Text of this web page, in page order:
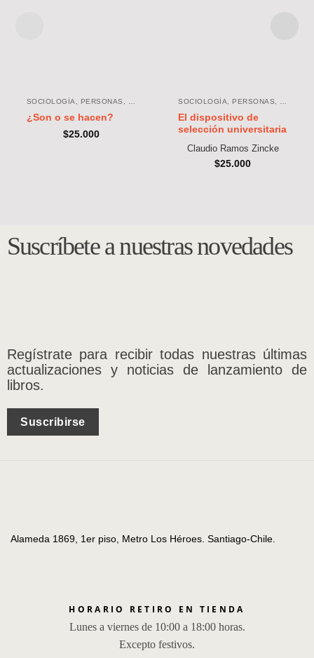
SOCIOLOGÍA, PERSONAS, ORGANIZACIONES, SOCIEDAD
¿Son o se hacen?
$25.000
El dispositivo de
selección universitaria
Claudio Ramos Zincke
$25.000
Suscríbete a nuestras novedades
Regístrate para recibir todas nuestras últimas
actualizaciones y noticias de lanzamiento de
libros.
Suscribirse
Alameda 1869, 1er piso, Metro Los Héroes. Santiago-Chile.
HORARIO RETIRO EN TIENDA
Lunes a viernes de 10:00 a 18:00 horas.
Excepto festivos.